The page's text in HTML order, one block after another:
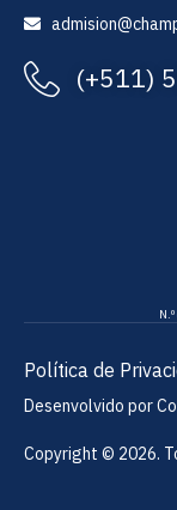
(+511)
Política de
Desenvolvido por
Copyright © 2026.